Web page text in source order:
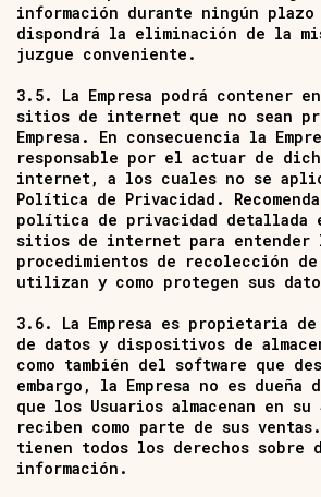
información durante ningún
dispondrá la eliminación de la
juzgue conveniente.
3.5. La Empresa podrá contener
sitios de internet que no sean
Empresa. En consecuencia la
responsable por el actuar de
internet, a los cuales no se
Política de Privacidad.
política de privacidad detallada
sitios de internet para entender
procedimientos de recolección
utilizan y como protegen sus
3.6. La Empresa es propietaria
de datos y dispositivos de
como también del software que
embargo, la Empresa no es
que los Usuarios almacenan en
reciben como parte de sus
tienen todos los derechos sobre
información.